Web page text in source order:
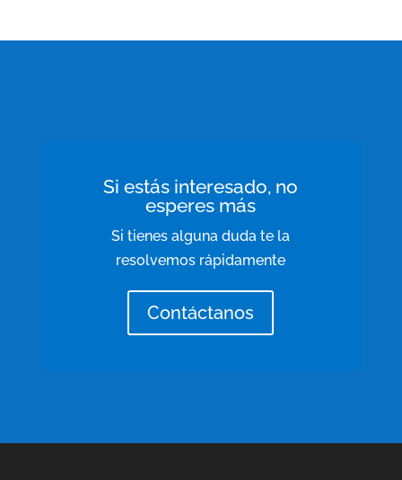
Si estás interesado, no
esperes más
Si tienes alguna duda te la
resolvemos rápidamente
Contáctanos